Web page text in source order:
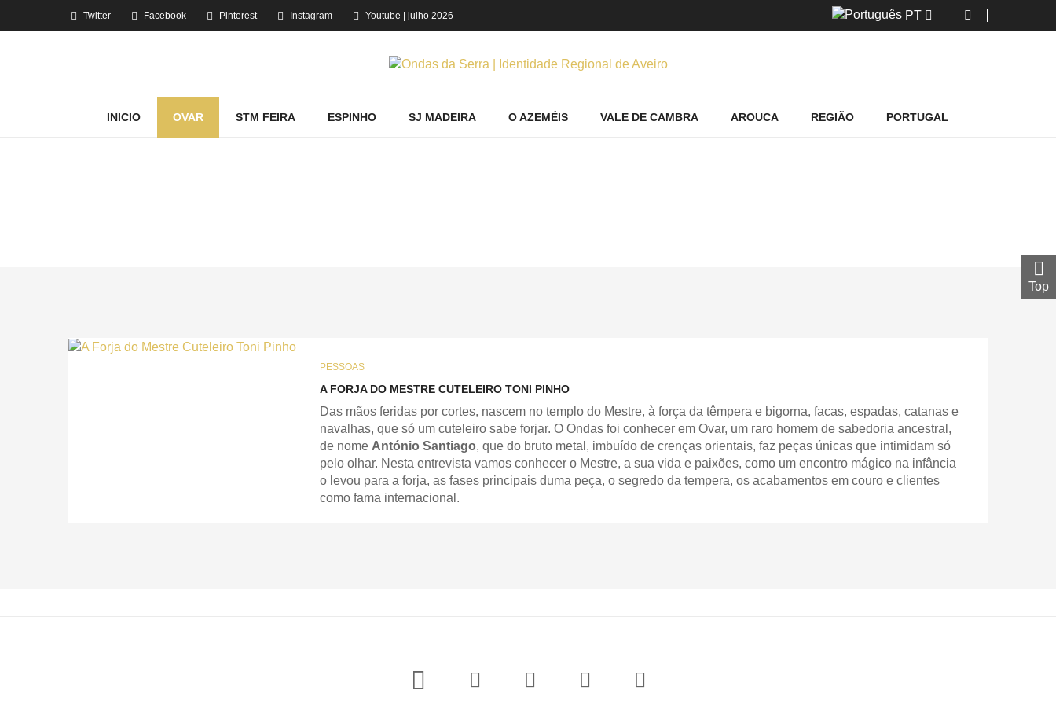
Twitter Facebook Pinterest Instagram Youtube | julho 2026 PT
INICIO OVAR STM FEIRA ESPINHO SJ MADEIRA O AZEMÉIS VALE DE CAMBRA AROUCA REGIÃO PORTUGAL
PESSOAS
A FORJA DO MESTRE CUTELEIRO TONI PINHO
Das mãos feridas por cortes, nascem no templo do Mestre, à força da têmpera e bigorna, facas, espadas, catanas e
navalhas, que só um cuteleiro sabe forjar. O Ondas foi conhecer em Ovar, um raro homem de sabedoria ancestral,
de nome António Santiago, que do bruto metal, imbuído de crenças orientais, faz peças únicas que intimidam só
pelo olhar. Nesta entrevista vamos conhecer o Mestre, a sua vida e paixões, como um encontro mágico na infância
o levou para a forja, as fases principais duma peça, o segredo da tempera, os acabamentos em couro e clientes
como fama internacional.
Top